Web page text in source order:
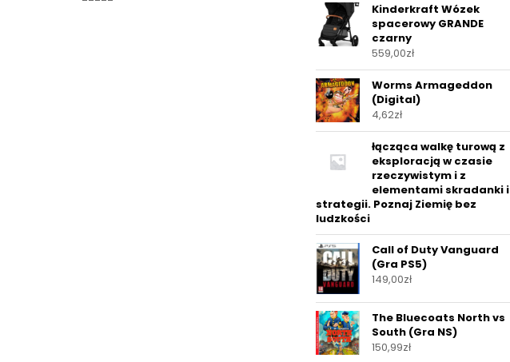
Kinderkraft Wózek
spacerowy GRANDE
czarny
559,00zł
Worms Armageddon
(Digital)
4,62zł
łącząca walkę turową z
eksploracją w czasie
rzeczywistym i z
elementami skradanki i
strategii. Poznaj Ziemię bez
ludzkości
Call of Duty Vanguard
(Gra PS5)
149,00zł
The Bluecoats North vs
South (Gra NS)
150,99zł